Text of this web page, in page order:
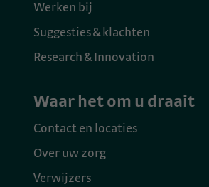
Werken bij
Suggesties & klachten
Research & Innovation
Waar het om u draait
Contact en locaties
Over uw zorg
Verwijzers